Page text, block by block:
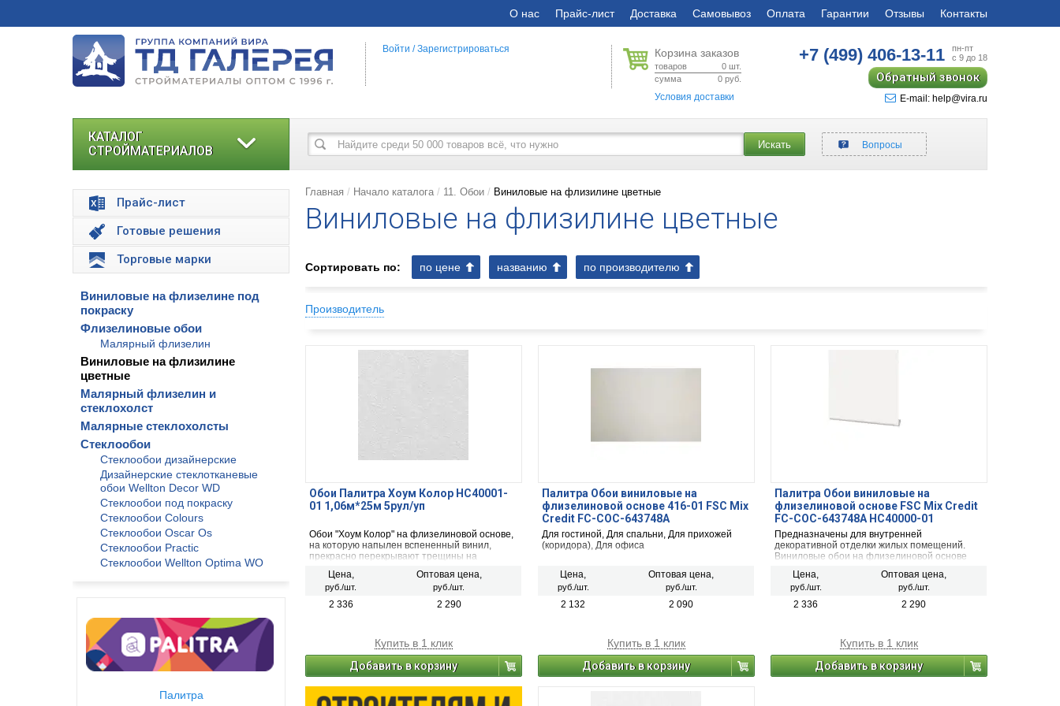
О нас Прайс-лист Доставка Самовывоз Оплата Гарантии Отзывы Контакты
Корзина заказов
товаров 0 шт.
сумма
0 руб.
Условия доставки
+7 (499)406-13-11
пн-пт
с 9 до 18
Обратный звонок
E-mail: help@vira.ru
Войти /Зарегистрироваться
КАТАЛОГ
СТРОЙМАТЕРИАЛОВ
Прайс-лист
Готовые решения
Торговые марки
Виниловые на флизелине под
покраску
Флизелиновые обои
Малярный флизелин
Виниловые на флизилине
цветные
Малярный флизелин и
стеклохолст
Малярные стеклохолсты
Стеклообои
Стеклообои дизайнерские
Дизайнерские стеклотканевые
обои Wellton Decor WD
Cтеклообои под покраску
Стеклообои Colours
Стеклообои Oscar Os
Стеклообои Practic
Стеклообои Wellton Optima WO
Палитра
Искать Вопросы
Главная Начало каталога 11. Обои Виниловые на флизилине цветные
Виниловые на флизилине цветные
Сортировать по: по цене названию по производителю
Производитель
Обои Палитра Хоум Колор HC40001-
01 1,06м*25м 5рул/уп
Обои "Хоум Колор" на флизелиновой основе,
на которую напылен вспененный винил,
прекрасно перекрывают трещины на
все виды штукатурки, пористый бетон,
гипсокартон, бумагу, дерево и панели ДСП.
Цена,
руб./шт.
Оптовая цена,
руб./шт.
2 336 2 290
Купить в 1 клик
Добавить в корзину
Палитра Обои виниловые на
флизелиновой основе 416-01 FSC Mix
Credit FC-COC-643748A
Для гостиной, Для спальни, Для прихожей
(коридора), Для офиса
Цена,
руб./шт.
Оптовая цена,
руб./шт.
2 132 2 090
Купить в 1 клик
Добавить в корзину
Палитра Обои виниловые на
флизелиновой основе FSC Mix Credit
FC-COC-643748A HC40000-01
1,06м*25м 5рул/уп
Предназначены для внутренней
декоративной отделки жилых помещений.
Виниловые обои на флизелиновой основе
скрывают неровности стен.
Цена,
руб./шт.
Оптовая цена,
руб./шт.
2 336 2 290
Купить в 1 клик
Добавить в корзину